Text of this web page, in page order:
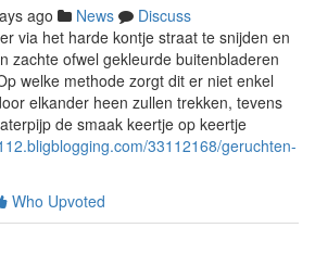
ago News
Discuss
via het harde kontje straat te snijden en
zachte ofwel gekleurde buitenbladeren
welke methode zorgt dit er niet enkel
elkander heen zullen trekken, tevens
de smaak keertje op keertje
33112168/geruchten-
Who Upvoted